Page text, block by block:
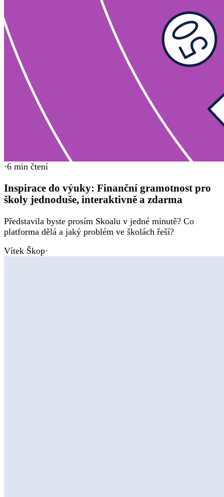
·6 min čtení
Inspirace do výuky: Finanční gramotnost pro
školy jednoduše, interaktivně a zdarma
Představila byste prosím Skoalu v jedné minutě? Co
platforma dělá a jaký problém ve školách řeší?
Vítek Škop·